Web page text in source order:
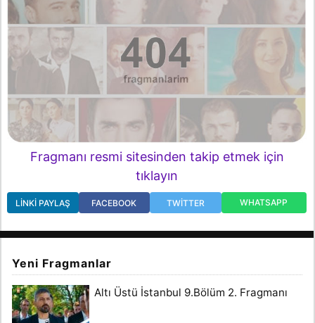
Fragmanı resmi sitesinden takip etmek için
tıklayın
LINKI PAYLAŞ FACEBOOK TWITTER WHATSAPP
Yeni Fragmanlar
Altı Üstü İstanbul 9.Bölüm 2. Fragmanı